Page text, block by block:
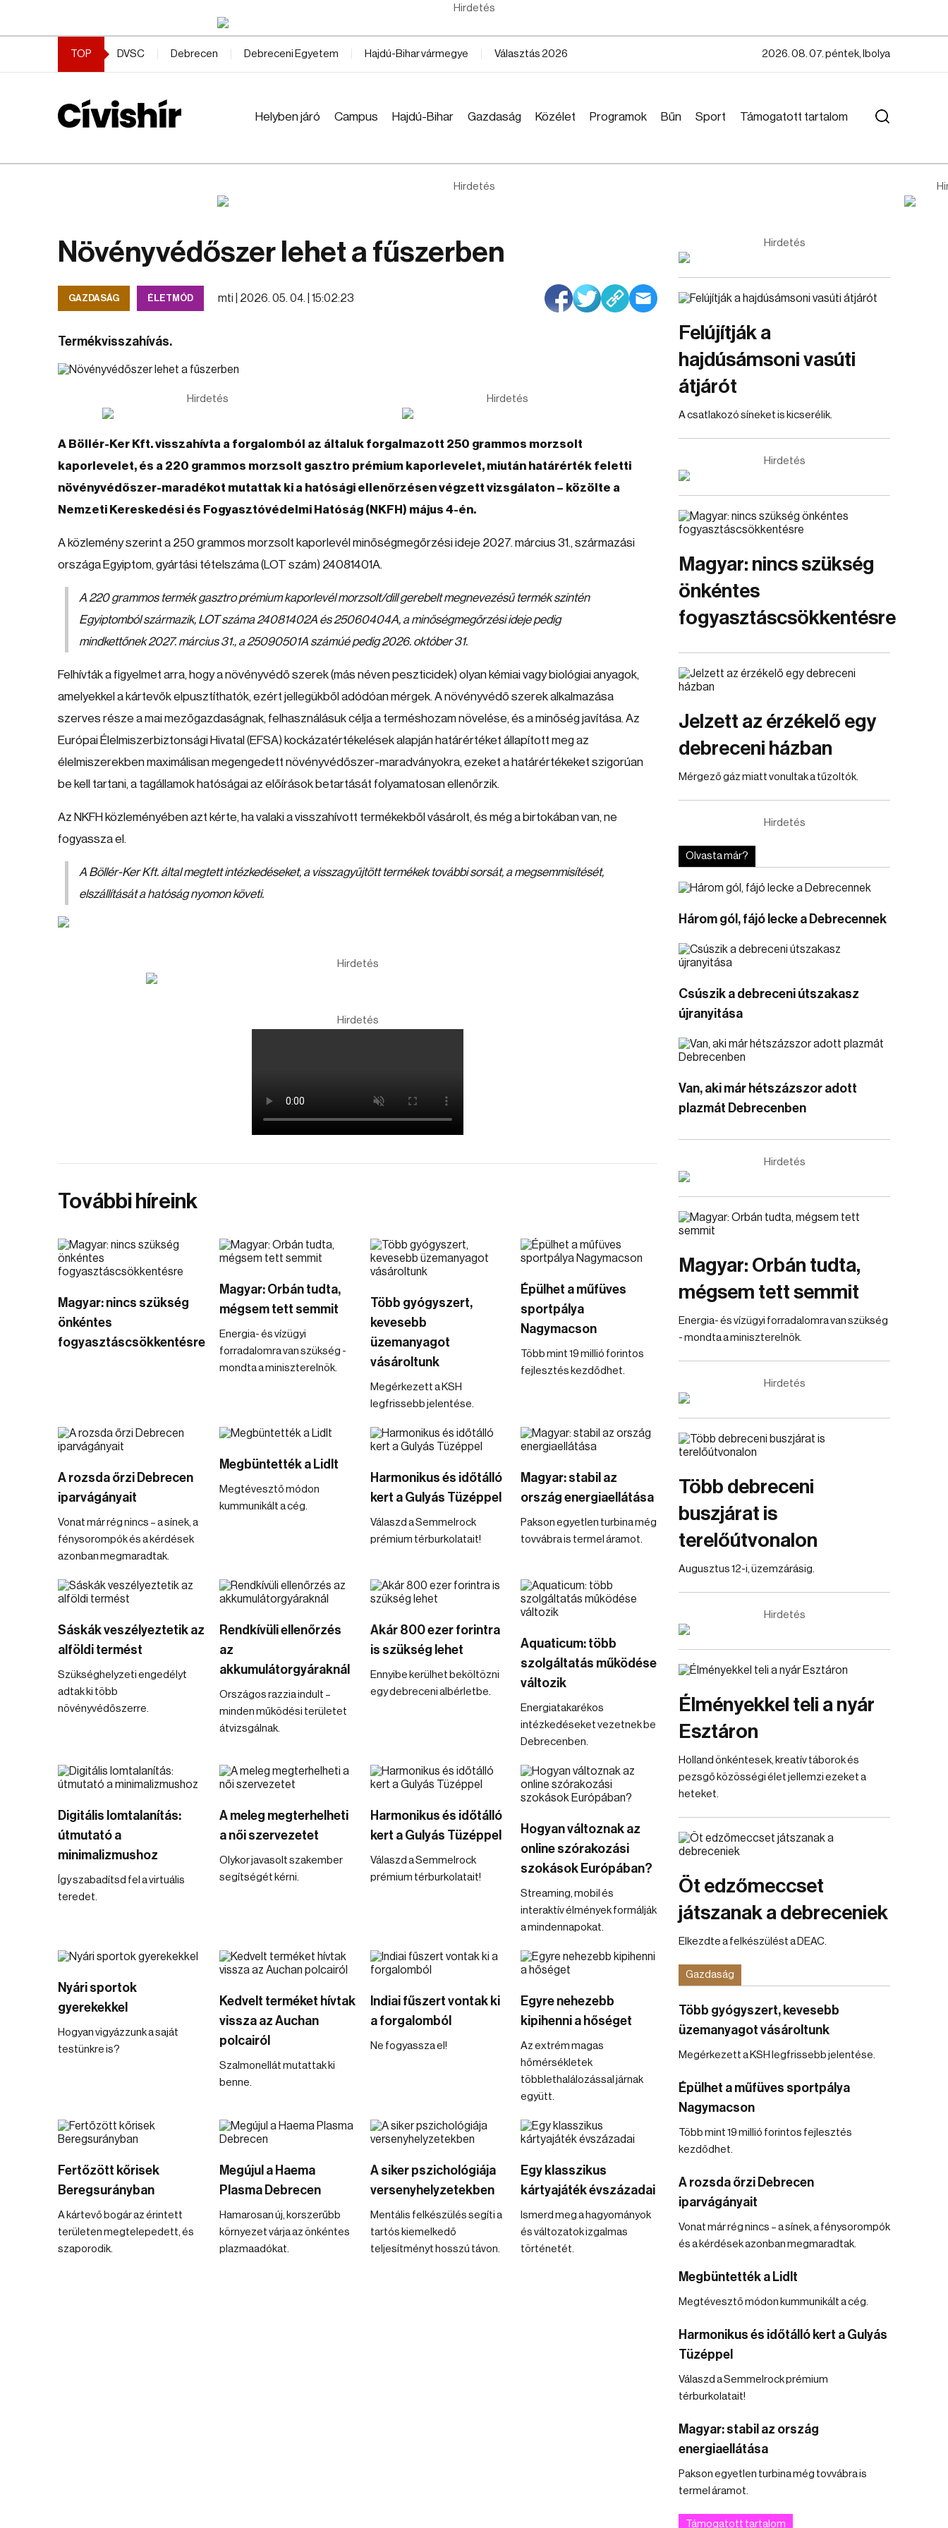
Hirdetés
TOP DVSC Debrecen Debreceni Egyetem Hajdú-Bihar vármegye Választás 2026 2026. 08. 07. péntek, Ibolya
Helyben járó Campus Hajdú-Bihar Gazdaság Közélet Programok Bűn Sport Támogatott tartalom
Hirdetés
Növényvédőszer lehet a fűszerben
GAZDASÁG ÉLETMÓD mti | 2026. 05. 04. | 15:02:23
Termékvisszahívás.
Hirdetés Hirdetés
A Böllér-Ker Kft. visszahívta a forgalomból az általuk forgalmazott 250 grammos morzsolt
kaporlevelet, és a 220 grammos morzsolt gasztro prémium kaporlevelet, miután határérték feletti
növényvédőszer-maradékot mutattak ki a hatósági ellenőrzésen végzett vizsgálaton – közölte a
Nemzeti Kereskedési és Fogyasztóvédelmi Hatóság (NKFH) május 4-én.
A közlemény szerint a 250 grammos morzsolt kaporlevél minőségmegőrzési ideje 2027. március 31., származási
országa Egyiptom, gyártási tételszáma (LOT szám) 24081401A.
A 220 grammos termék gasztro prémium kaporlevél morzsolt/dill gerebelt megnevezésű termék szintén
Egyiptomból származik, LOT száma 24081402A és 25060404A, a minőségmegőrzési ideje pedig
mindkettőnek 2027. március 31., a 25090501A számúé pedig 2026. október 31.
Felhívták a figyelmet arra, hogy a növényvédő szerek (más néven peszticidek) olyan kémiai vagy biológiai anyagok,
amelyekkel a kártevők elpusztíthatók, ezért jellegükből adódóan mérgek. A növényvédő szerek alkalmazása
szerves része a mai mezőgazdaságnak, felhasználásuk célja a terméshozam növelése, és a minőség javítása. Az
Európai Élelmiszerbiztonsági Hivatal (EFSA) kockázatértékelések alapján határértéket állapított meg az
élelmiszerekben maximálisan megengedett növényvédőszer-maradványokra, ezeket a határértékeket szigorúan
be kell tartani, a tagállamok hatóságai az előírások betartását folyamatosan ellenőrzik.
Az NKFH közleményében azt kérte, ha valaki a visszahívott termékekből vásárolt, és még a birtokában van, ne
fogyassza el.
A Böllér-Ker Kft. által megtett intézkedéseket, a visszagyűjtött termékek további sorsát, a megsemmisítését,
elszállítását a hatóság nyomon követi.
Hirdetés
Hirdetés
További híreink
Magyar: nincs szükség
önkéntes
fogyasztáscsökkentésre
Magyar: Orbán tudta,
mégsem tett semmit
Energia- és vízügyi
forradalomra van szükség -
mondta a miniszterelnök.
Több gyógyszert,
kevesebb
üzemanyagot
vásároltunk
Megérkezett a KSH
legfrissebb jelentése.
Épülhet a műfüves
sportpálya
Nagymacson
Több mint 19 millió forintos
fejlesztés kezdődhet.
A rozsda őrzi Debrecen
iparvágányait
Vonat már rég nincs – a sínek, a
fénysorompók és a kérdések
azonban megmaradtak.
Megbüntették a Lidlt
Megtévesztő módon
kummunikált a cég.
Harmonikus és időtálló
kert a Gulyás Tüzéppel
Válaszd a Semmelrock
prémium térburkolatait!
Magyar: stabil az
ország energiaellátása
Pakson egyetlen turbina még
tovvábra is termel áramot.
Sáskák veszélyeztetik az
alföldi termést
Szükséghelyzeti engedélyt
adtak ki több
növényvédőszerre.
Rendkívüli ellenőrzés
az
akkumulátorgyáraknál
Országos razzia indult –
minden működési területet
átvizsgálnak.
Akár 800 ezer forintra
is szükség lehet
Ennyibe kerülhet beköltözni
egy debreceni albérletbe.
Aquaticum: több
szolgáltatás működése
változik
Energiatakarékos
intézkedéseket vezetnek be
Debrecenben.
Digitális lomtalanítás:
útmutató a
minimalizmushoz
Így szabadítsd fel a virtuális
teredet.
A meleg megterhelheti
a női szervezetet
Olykor javasolt szakember
segítségét kérni.
Harmonikus és időtálló
kert a Gulyás Tüzéppel
Válaszd a Semmelrock
prémium térburkolatait!
Hogyan változnak az
online szórakozási
szokások Európában?
Streaming, mobil és
interaktív élmények formálják
a mindennapokat.
Nyári sportok
gyerekekkel
Hogyan vigyázzunk a saját
testünkre is?
Kedvelt terméket hívtak
vissza az Auchan
polcairól
Szalmonellát mutattak ki
benne.
Indiai fűszert vontak ki
a forgalomból
Ne fogyassza el!
Egyre nehezebb
kipihenni a hőséget
Az extrém magas
hőmérsékletek
többlethalálozással járnak
együtt.
Fertőzött kőrisek
Beregsurányban
A kártevő bogár az érintett
területen megtelepedett, és
szaporodik.
Megújul a Haema
Plasma Debrecen
Hamarosan új, korszerűbb
környezet várja az önkéntes
plazmaadókat.
A siker pszichológiája
versenyhelyzetekben
Mentális felkészülés segíti a
tartós kiemelkedő
teljesítményt hosszú távon.
Egy klasszikus
kártyajáték évszázadai
Ismerd meg a hagyományok
és változatok izgalmas
történetét.
Hirdetés
Felújítják a
hajdúsámsoni vasúti
átjárót
A csatlakozó síneket is kicserélik.
Hirdetés
Magyar: nincs szükség
önkéntes
fogyasztáscsökkentésre
Jelzett az érzékelő egy
debreceni házban
Mérgező gáz miatt vonultak a tűzoltók.
Hirdetés
Olvasta már?
Három gól, fájó lecke a Debrecennek
Csúszik a debreceni útszakasz
újranyitása
Van, aki már hétszázszor adott
plazmát Debrecenben
Hirdetés
Magyar: Orbán tudta,
mégsem tett semmit
Energia- és vízügyi forradalomra van szükség
- mondta a miniszterelnök.
Hirdetés
Több debreceni
buszjárat is
terelőútvonalon
Augusztus 12-i, üzemzárásig.
Hirdetés
Élményekkel teli a nyár
Esztáron
Holland önkéntesek, kreatív táborok és
pezsgő közösségi élet jellemzi ezeket a
heteket.
Öt edzőmeccset
játszanak a debreceniek
Elkezdte a felkészülést a DEAC.
Gazdaság
Több gyógyszert, kevesebb
üzemanyagot vásároltunk
Megérkezett a KSH legfrissebb jelentése.
Épülhet a műfüves sportpálya
Nagymacson
Több mint 19 millió forintos fejlesztés
kezdődhet.
A rozsda őrzi Debrecen
iparvágányait
Vonat már rég nincs – a sínek, a fénysorompók
és a kérdések azonban megmaradtak.
Megbüntették a Lidlt
Megtévesztő módon kummunikált a cég.
Harmonikus és időtálló kert a Gulyás
Tüzéppel
Válaszd a Semmelrock prémium
térburkolatait!
Magyar: stabil az ország
energiaellátása
Pakson egyetlen turbina még tovvábra is
termel áramot.
Támogatott tartalom